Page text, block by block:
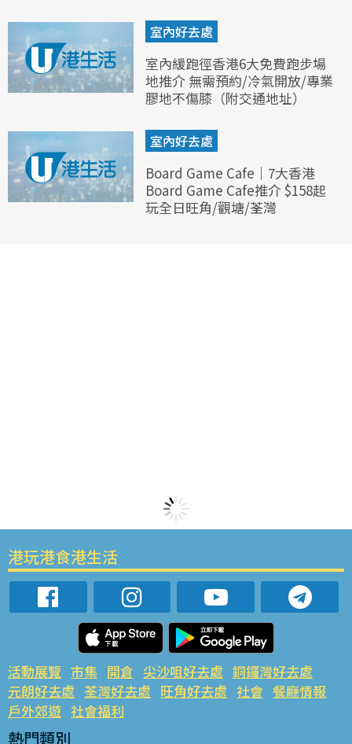
室內好去處
室內緩跑徑香港6大免費跑步場
地推介 無需預約/冷氣開放/專業
膠地不傷膝（附交通地址）
室內好去處
Board Game Cafe｜7大香港
Board Game Cafe推介 $158起
玩全日旺角/觀塘/荃灣
港玩港食港生活
活動展覽 市集 開倉 尖沙咀好去處 銅鑼灣好去處
元朗好去處 荃灣好去處 旺角好去處 社會 餐廳情報
戶外郊遊 社會福利
熱門類別